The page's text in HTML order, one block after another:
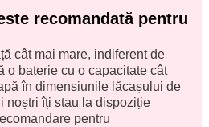
recomandată pentru
cât mai mare, indiferent de
o baterie cu o capacitate cât
în dimensiunile lăcașului de
noștri îți stau la dispoziție
pentru